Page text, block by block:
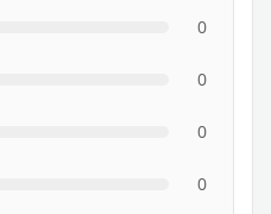
0
0
0
0